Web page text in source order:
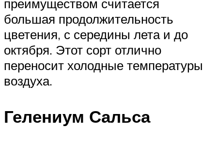
преимуществом считается
большая продолжительность
цветения, с середины лета и до
октября. Этот сорт отлично
переносит холодные температуры
воздуха.
Гелениум Сальса